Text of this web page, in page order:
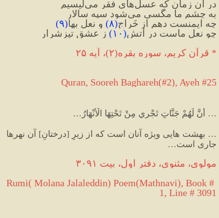
در آن زمان که عسلهای فقر میلیسیم
به چشم ما مگسی میشود سپه سالار
چه ایمنست دهم از خَراج(۸) و نعل بها(۹)
چو نعل ماست در آتش(۱۰) ز عشق تیزشرار
* قرآن کریم، سوره بقره(۲)، آيه ۲۵
Quran, Sooreh Baghareh(#2), Ayeh #25
… أَنَّ لَهُمْ جَنَّاتٍ تَجْرِي مِنْ تَحْتِهَا الْأَنْهَارُ …
… بهشت هایی ویژه آنان است که از زیرِ [درختانِ]
جاری است…
مولوی، مثنوی، دفتر اول، بیت ۳۰۹۱
Rumi( Molana Jalaleddin) Poem(Mathnavi), Book #
1, Line # 3091